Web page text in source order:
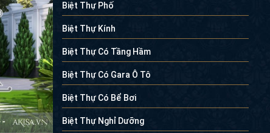
Biệt Thự Phố
Biệt Thự Kính
Biệt Thự Có Tầng Hầm
Biệt Thự Có Gara Ô Tô
Biệt Thự Có Bể Bơi
Biệt Thự Nghỉ Dưỡng